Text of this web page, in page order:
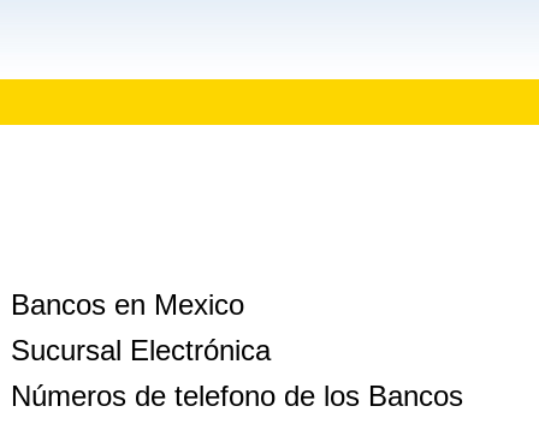
Bancos en Mexico
Sucursal Electrónica
Números de telefono de los Bancos